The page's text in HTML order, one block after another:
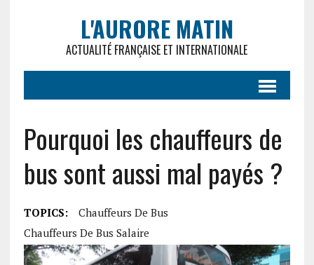
L'AURORE MATIN
ACTUALITÉ FRANÇAISE ET INTERNATIONALE
Pourquoi les chauffeurs de
bus sont aussi mal payés ?
TOPICS:
Chauffeurs De Bus
Chauffeurs De Bus Salaire